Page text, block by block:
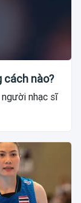
cách nào?
nhạc sĩ